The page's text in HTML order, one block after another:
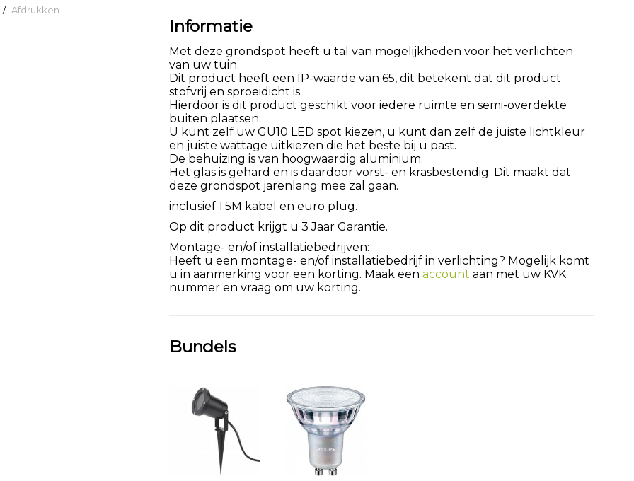
/ Afdrukken
Informatie
Met deze grondspot heeft u tal van mogelijkheden voor het verlichten
van uw tuin.
Dit product heeft een IP-waarde van 65, dit betekent dat dit product
stofvrij en sproeidicht is.
Hierdoor is dit product geschikt voor iedere ruimte en semi-overdekte
buiten plaatsen.
U kunt zelf uw GU10 LED spot kiezen, u kunt dan zelf de juiste lichtkleur
en juiste wattage uitkiezen die het beste bij u past.
De behuizing is van hoogwaardig aluminium.
Het glas is gehard en is daardoor vorst- en krasbestendig. Dit maakt dat
deze grondspot jarenlang mee zal gaan.
inclusief 1.5M kabel en euro plug.
Op dit product krijgt u 3 Jaar Garantie.
Montage- en/of installatiebedrijven:
Heeft u een montage- en/of installatiebedrijf in verlichting? Mogelijk komt
u in aanmerking voor een korting. Maak een account aan met uw KVK
nummer en vraag om uw korting.
Bundels